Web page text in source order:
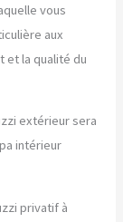
vous
aux
et la qualité du
extérieur sera
intérieur
privatif à